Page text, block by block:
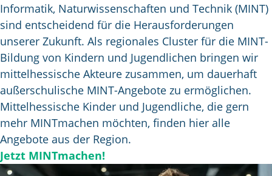
Informatik, Naturwissenschaften und Technik (MINT)
sind entscheidend für die Herausforderungen
unserer Zukunft. Als regionales Cluster für die MINT-
Bildung von Kindern und Jugendlichen bringen wir
mittelhessische Akteure zusammen, um dauerhaft
außerschulische MINT-Angebote zu ermöglichen.
Mittelhessische Kinder und Jugendliche, die gern
mehr MINTmachen möchten, finden hier alle
Angebote aus der Region.
Jetzt MINTmachen!